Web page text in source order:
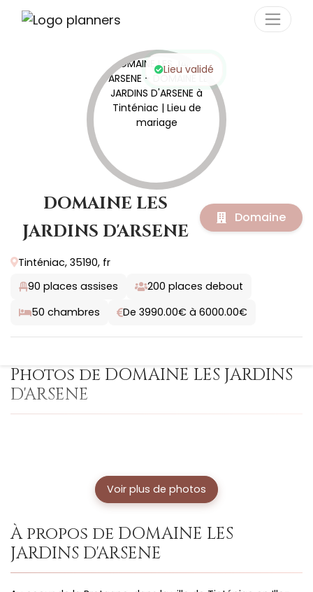
Lieu validé
DOMAINE LES
JARDINS D'ARSENE
Domaine
Tinténiac, 35190, fr
90 places assises 200 places debout
50 chambres De 3990.00€ à 6000.00€
Photos de DOMAINE LES JARDINS
D'ARSENE
Voir plus de photos
À propos de DOMAINE LES
JARDINS D'ARSENE
Panneau de gestion des cookies